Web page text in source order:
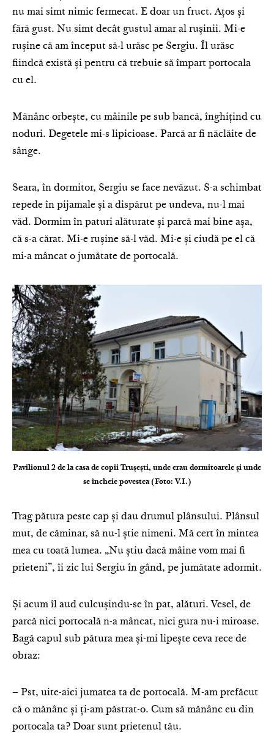
nu mai simt nimic fermecat. E doar un fruct. Ațos și
fără gust. Nu simt decât gustul amar al rușinii. Mi-e
rușine că am început să-l urăsc pe Sergiu. Îl urăsc
fiindcă există și pentru că trebuie să împart portocala
cu el.
Mănânc orbește, cu mâinile pe sub bancă, înghițind cu
noduri. Degetele mi-s lipicioase. Parcă ar fi năclăite de
sânge.
Seara, în dormitor, Sergiu se face nevăzut. S-a schimbat
repede în pijamale și a dispărut pe undeva, nu-l mai
văd. Dormim în paturi alăturate și parcă mai bine așa,
că s-a cărat. Mi-e rușine să-l văd. Mi-e și ciudă pe el că
mi-a mâncat o jumătate de portocală.
Pavilionul 2 de la casa de copii Trușești, unde erau dormitoarele și unde
se încheie povestea (Foto: V.I.)
Trag pătura peste cap și dau drumul plânsului. Plânsul
mut, de căminar, să nu-l știe nimeni. Mă cert în mintea
mea cu toată lumea. „Nu știu dacă mâine vom mai fi
prieteni”, îi zic lui Sergiu în gând, pe jumătate adormit.
Și acum îl aud culcușindu-se în pat, alături. Vesel, de
parcă nici portocală n-a mâncat, nici gura nu-i miroase.
Bagă capul sub pătura mea și-mi lipește ceva rece de
obraz:
– Pst, uite-aici jumatea ta de portocală. M-am prefăcut
că o mănânc și ți-am păstrat-o. Cum să mănânc eu din
portocala ta? Doar sunt prietenul tău.